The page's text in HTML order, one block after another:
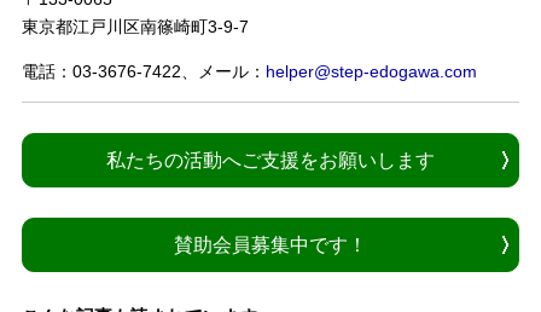
東京都江戸川区南篠崎町3-9-7
電話：03-3676-7422、メール： helper@step-edogawa.com
私たちの活動へご支援をお願いします
賛助会員募集中です！